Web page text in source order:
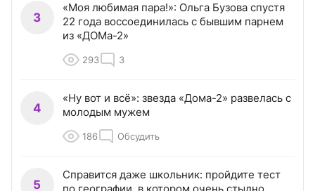
3
«Моя любимая пара!»: Ольга Бузова спустя
22 года воссоединилась с бывшим парнем
из «ДОМа-2»
293 3
4
«Ну вот и всё»: звезда «Дома-2» развелась с
молодым мужем
186 Обсудить
5
Справится даже школьник: пройдите тест